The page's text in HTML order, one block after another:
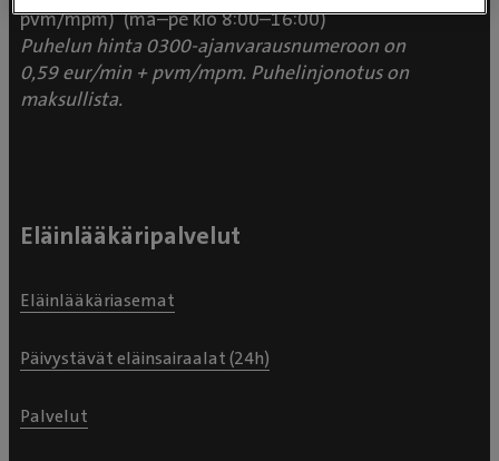
pvm/mpm) (ma–pe klo 8:00–16:00)
Puhelun hinta 0300-ajanvarausnumeroon on
0,59 eur/min + pvm/mpm. Puhelinjonotus on
maksullista.
Eläinlääkäripalvelut
Eläinlääkäriasemat
Päivystävät eläinsairaalat (24h)
Palvelut